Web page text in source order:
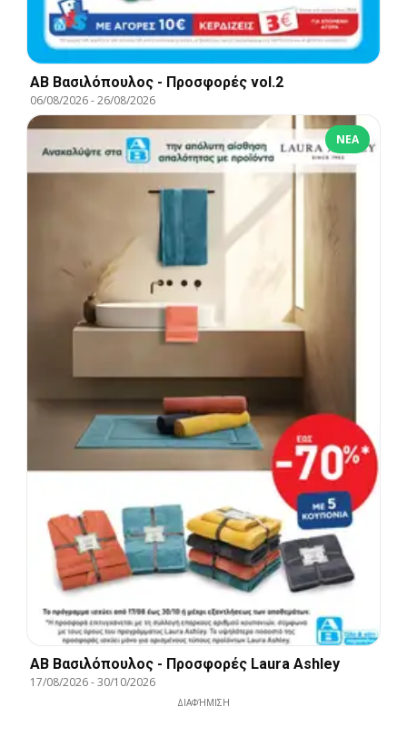
ΑΒ Βασιλόπουλος - Προσφορές vol.2
06/08/2026-26/08/2026
ΝΈΑ
ΑΒ Βασιλόπουλος - Προσφορές Laura Ashley
17/08/2026-30/10/2026
ΔΙΑΦΉΜΙΣΗ